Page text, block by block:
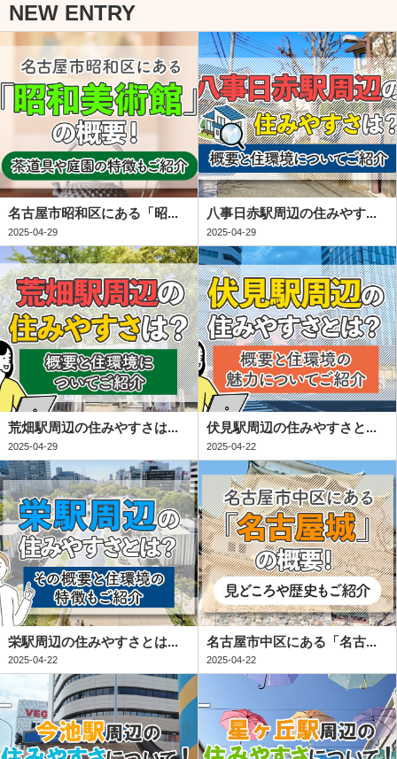
NEW ENTRY
名古屋市昭和区にある「昭...
2025-04-29
八事日赤駅周辺の住みやす...
2025-04-29
荒畑駅周辺の住みやすさは...
2025-04-29
伏見駅周辺の住みやすさと...
2025-04-22
栄駅周辺の住みやすさとは...
2025-04-22
名古屋市中区にある「名古...
2025-04-22